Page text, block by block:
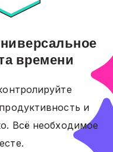
времени
и
Всё необходимое